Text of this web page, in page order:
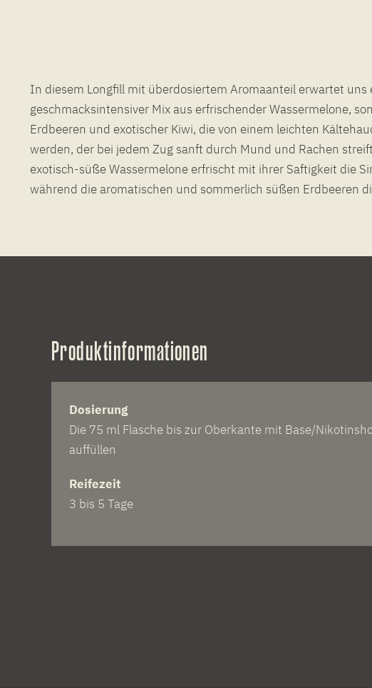
In diesem Longfill mit überdosiertem Aromaanteil erwartet uns
geschmacksintensiver Mix aus erfrischender Wassermelone,
Erdbeeren und exotischer Kiwi, die von einem leichten
werden, der bei jedem Zug sanft durch Mund und Rachen
exotisch-süße Wassermelone erfrischt mit ihrer Saftigkeit die
während die aromatischen und sommerlich süßen Erdbeeren
Geschmacksknospen umgarnen. Die spritzige Kiwi bringt neben ihren
Noten auch belebend säuerliche Nuancen mit ein und rundet
spritzige Dampferlebnis ab. Dieses leicht kühle Früchte-Trio
Produktinformationen
Dosierung
Die 75 ml Flasche bis zur Oberkante mit Base/
auffüllen
Reifezeit
3 bis 5 Tage